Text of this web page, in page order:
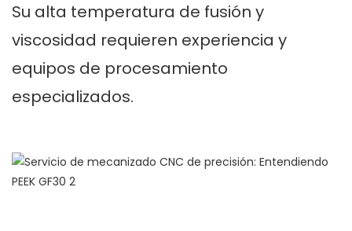
Su alta temperatura de fusión y
viscosidad requieren experiencia y
equipos de procesamiento
especializados.